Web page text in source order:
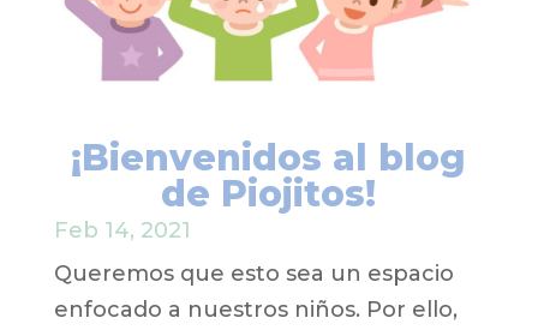
¡Bienvenidos al blog
de Piojitos!
Feb 14, 2021
Queremos que esto sea un espacio
enfocado a nuestros niños. Por ello,